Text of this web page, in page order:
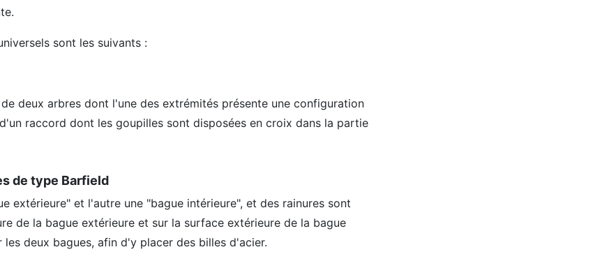
sont les suivants :
deux arbres dont l'une des extrémités présente une configuration
raccord dont les goupilles sont disposées en croix dans la partie
de type Barfield
extérieure" et l'autre une "bague intérieure", et des rainures sont
de la bague extérieure et sur la surface extérieure de la bague
deux bagues, afin d'y placer des billes d'acier.